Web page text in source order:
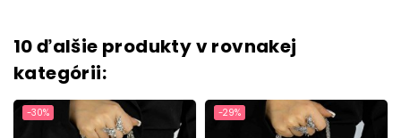
10 ďalšie produkty v rovnakej
kategórii:
-30% -29%